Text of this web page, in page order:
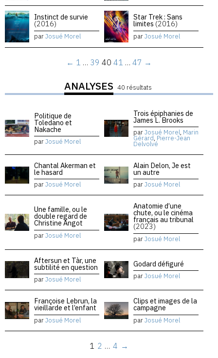
Instinct de survie
(2016)
parJosué Morel
Star Trek : Sans
limites (2016)
parJosué Morel
← 1 … 39 40 41 … 47 →
ANALYSES 40 résultats
Politique de
Toledano et
Nakache
parJosué Morel
Trois épiphanies de
James L. Brooks
parJosué Morel, Marin
Gérard, Pierre-Jean
Delvolvé
Chantal Akerman et
le hasard
parJosué Morel
Alain Delon, Je est
un autre
parJosué Morel
Une famille, ou le
double regard de
Christine Angot
parJosué Morel
Anatomie d’une
chute, ou le cinéma
français au tribunal
(2023)
parJosué Morel
Aftersun et Tàr, une
subtilité en question
parJosué Morel
Godard défiguré
parJosué Morel
Françoise Lebrun, la
vieillarde et l’enfant
parJosué Morel
Clips et images de la
campagne
parJosué Morel
1 2 … 4 →